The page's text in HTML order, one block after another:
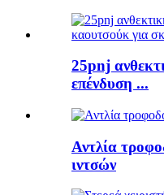
25pnj
επένδυση ...
Αντλία
ιντσών